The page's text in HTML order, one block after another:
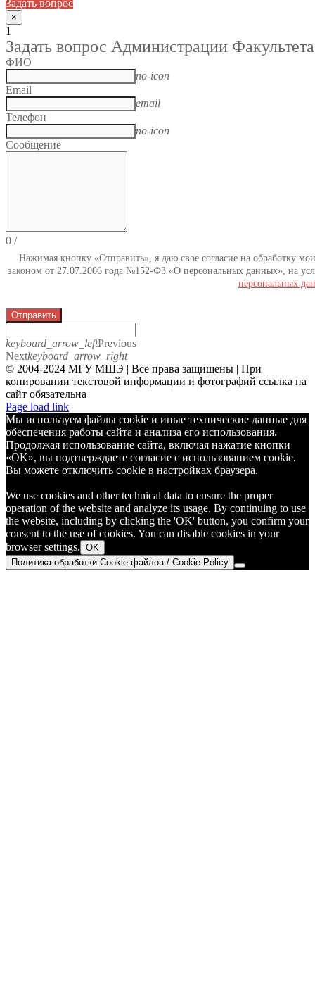
Задать вопрос
×
1
Задать вопрос Администрации Факультета
ФИО
no-icon
Email
email
Телефон
no-icon
Сообщение
0 /
Нажимая кнопку «Отправить», я даю свое согласие на обработку
законом от 27.07.2006 года №152-ФЗ «О персональных данных», на
персональных
Отправить
keyboard_arrow_leftPrevious
Nextkeyboard_arrow_right
© 2004-2024 МГУ МШЭ | Все права защищены | При
копировании текстовой информации и фотографий ссылка на
сайт обязательна
Telegram
Page load link
Мы используем файлы cookie и иные технические данные для
обеспечения работы сайта и анализа его использования.
Продолжая использование сайта, включая нажатие кнопки
«OK», вы подтверждаете согласие с использованием cookie.
Вы можете отключить cookie в настройках браузера.
We use cookies and other technical data to ensure the proper
operation of the website and analyze its usage. By continuing to use
the website, including by clicking the 'OK' button, you confirm your
consent to the use of cookies. You can disable cookies in your
browser settings. OK
Политика обработки Cookie-файлов / Cookie Policy